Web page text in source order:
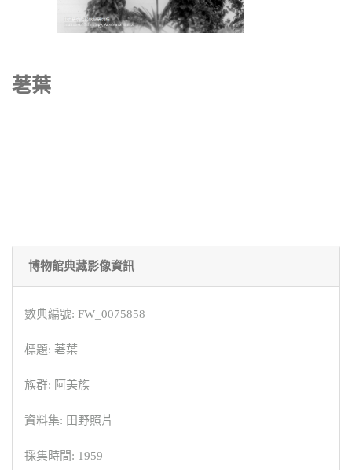
荖葉
博物館典藏影像資訊
數典編號: FW_0075858
標題: 荖葉
族群: 阿美族
資料集: 田野照片
採集時間: 1959